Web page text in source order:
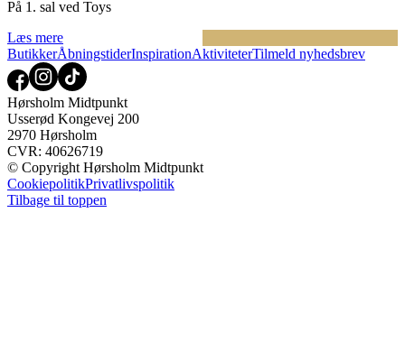
På 1. sal ved Toys
Læs mere
ButikkerÅbningstiderInspirationAktiviteterTilmeld nyhedsbrev
Hørsholm Midtpunkt
Usserød Kongevej 200
2970 Hørsholm
CVR: 40626719
© Copyright Hørsholm Midtpunkt
CookiepolitikPrivatlivspolitik
Tilbage til toppen